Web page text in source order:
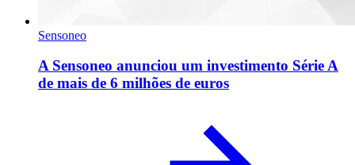
Sensoneo
A Sensoneo anunciou um investimento Série A
de mais de 6 milhões de euros